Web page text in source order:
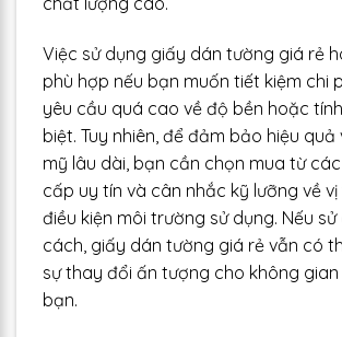
Việc sử dụng giấy dán tường giá rẻ
phù hợp nếu bạn muốn tiết kiệm chi
yêu cầu quá cao về độ bền hoặc
biệt. Tuy nhiên, để đảm bảo hiệu
mỹ lâu dài, bạn cần chọn mua từ
cấp uy tín và cân nhắc kỹ lưỡng về
điều kiện môi trường sử dụng. Nếu
cách, giấy dán tường giá rẻ vẫn có
sự thay đổi ấn tượng cho không
bạn.